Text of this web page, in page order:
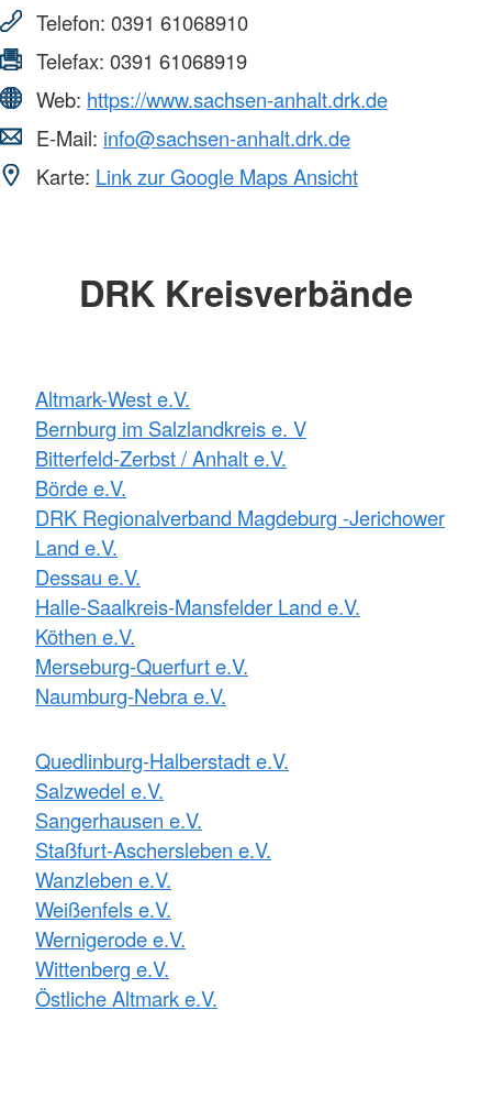
Telefon: 0391 61068910
Telefax: 0391 61068919
Web: https://www.sachsen-anhalt.drk.de
E-Mail: info@sachsen-anhalt.drk.de
Karte: Link zur Google Maps Ansicht
DRK Kreisverbände
Altmark-West e.V.
Bernburg im Salzlandkreis e. V
Bitterfeld-Zerbst / Anhalt e.V.
Börde e.V.
DRK Regionalverband Magdeburg -Jerichower
Land e.V.
Dessau e.V.
Halle-Saalkreis-Mansfelder Land e.V.
Köthen e.V.
Merseburg-Querfurt e.V.
Naumburg-Nebra e.V.
Quedlinburg-Halberstadt e.V.
Salzwedel e.V.
Sangerhausen e.V.
Staßfurt-Aschersleben e.V.
Wanzleben e.V.
Weißenfels e.V.
Wernigerode e.V.
Wittenberg e.V.
Östliche Altmark e.V.